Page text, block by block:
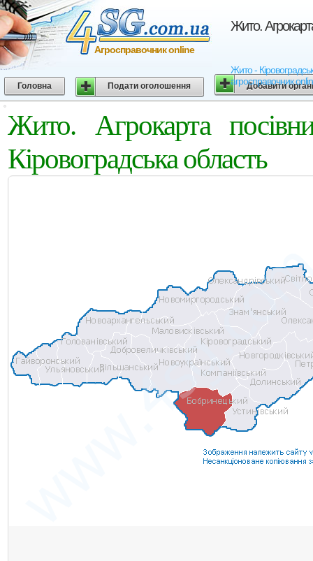
Жито.
Жито -
агросправочник
Агросправочник online
Головна Подати оголошення Добавити
Жито. Агрокарта
Кіровоградська область